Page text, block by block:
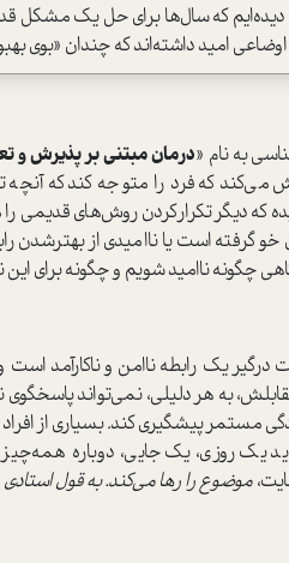
دیده‌ایم که سال‌ها برای حل یک مشکل
امید داشته‌اند که چندان «بوی
به نام «درمان مبتنی بر پذیرش و
می‌کند که فرد را متوجه کند که آنچه
که دیگر تکرارکردن روش‌های قدیمی
خو گرفته است یا ناامیدی از
چگونه ناامید شویم و چگونه برای این
یک رابطه ناامن و ناکارآمد
به هر دلیلی، نمی‌تواند پاسخگوی
مستمر پیشگیری کند. بسیاری از افراد
یک روزی، یک جایی، دوباره همه‌چیز
موضوع را ر‌ها می‌کند. به قول